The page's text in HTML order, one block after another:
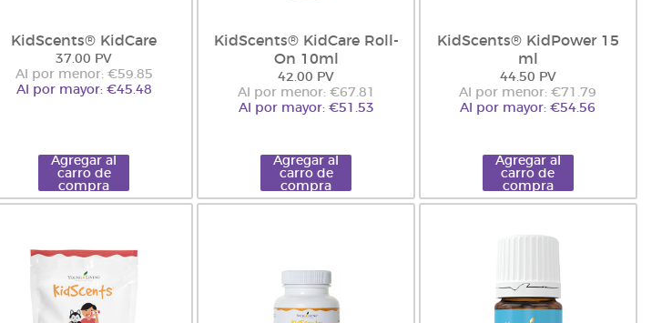
KidScents® KidCare
37.00 PV
Al por menor: €59.85
Al por mayor: €45.48
Agregar al
carro de
compra
KidScents® KidCare Roll-
On 10ml
42.00 PV
Al por menor: €67.81
Al por mayor: €51.53
Agregar al
carro de
compra
KidScents® KidPower 15
ml
44.50 PV
Al por menor: €71.79
Al por mayor: €54.56
Agregar al
carro de
compra